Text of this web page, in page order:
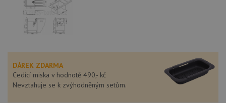
DÁREK ZDARMA
Cedící miska v hodnotě 490,- kč
Nevztahuje se k zvýhodněným setům.